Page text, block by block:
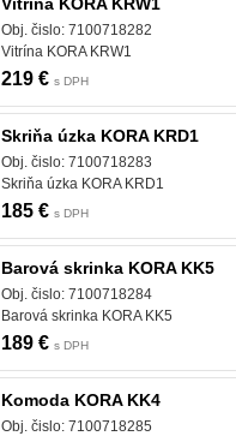
Obj. čislo: 7100718282
Vitrína KORA KRW1
219 € s DPH
Skriňa úzka KORA KRD1
Obj. čislo: 7100718283
Skriňa úzka KORA KRD1
185 € s DPH
Barová skrinka KORA KK5
Obj. čislo: 7100718284
Barová skrinka KORA KK5
189 € s DPH
Komoda KORA KK4
Obj. čislo: 7100718285